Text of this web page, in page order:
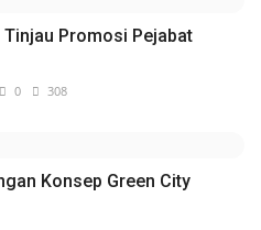
Tinjau Promosi Pejabat
0 308
Konsep Green City